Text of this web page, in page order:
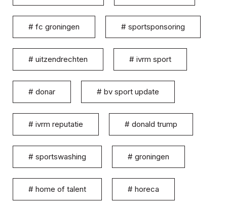
# fc groningen # sportsponsoring
# uitzendrechten # ivrm sport
# donar # bv sport update
# ivrm reputatie # donald trump
# sportswashing # groningen
# home of talent # horeca